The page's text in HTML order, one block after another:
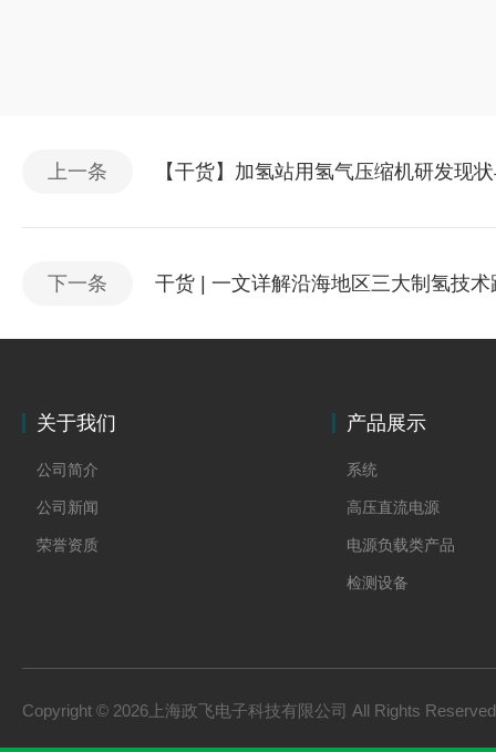
上一条 【干货】加氢站用氢气压缩机研发现
下一条 干货 | 一文详解沿海地区三大制氢技术
关于我们
公司简介
公司新闻
荣誉资质
产品展示
系统
高压直流电源
电源负载类产品
检测设备
Copyright © 2026上海政飞电子科技有限公司 All Rights